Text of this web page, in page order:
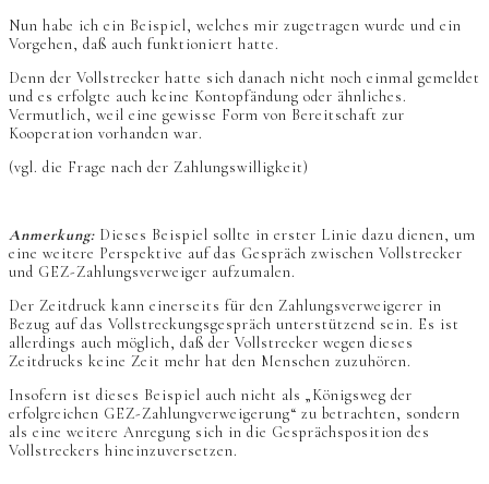
Nun habe ich ein Beispiel, welches mir zugetragen wurde und ein
Vorgehen, daß auch funktioniert hatte.
Denn der Vollstrecker hatte sich danach nicht noch einmal gemeldet
und es erfolgte auch keine Kontopfändung oder ähnliches.
Vermutlich, weil eine gewisse Form von Bereitschaft zur
Kooperation vorhanden war.
(vgl. die Frage nach der Zahlungswilligkeit)
Anmerkung: Dieses Beispiel sollte in erster Linie dazu dienen, um
eine weitere Perspektive auf das Gespräch zwischen Vollstrecker
und GEZ-Zahlungsverweiger aufzumalen.
Der Zeitdruck kann einerseits für den Zahlungsverweigerer in
Bezug auf das Vollstreckungsgespräch unterstützend sein. Es ist
allerdings auch möglich, daß der Vollstrecker wegen dieses
Zeitdrucks keine Zeit mehr hat den Menschen zuzuhören.
Insofern ist dieses Beispiel auch nicht als „Königsweg der
erfolgreichen GEZ-Zahlungverweigerung“ zu betrachten, sondern
als eine weitere Anregung sich in die Gesprächsposition des
Vollstreckers hineinzuversetzen.